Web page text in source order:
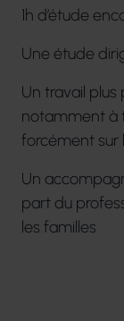
1h d’étude
Une étude
Un travail plus
notamment à
forcément sur
Un
part du
les familles